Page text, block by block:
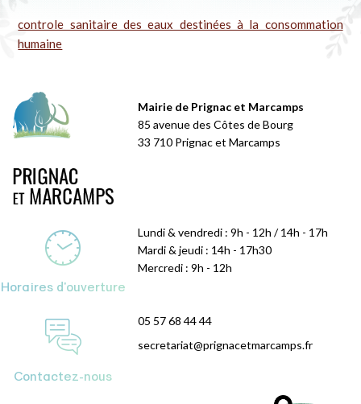
controle sanitaire des eaux destinées à la consommation
humaine
Mairie de Prignac et Marcamps
85 avenue des Côtes de Bourg
33 710 Prignac et Marcamps
Horaires d'ouverture
Lundi & vendredi : 9h - 12h / 14h - 17h
Mardi & jeudi : 14h - 17h30
Mercredi : 9h - 12h
Contactez-nous
05 57 68 44 44
secretariat@prignacetmarcamps.fr